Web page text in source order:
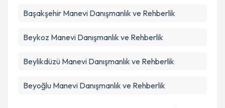
Başakşehir Manevi Danışmanlık ve Rehberlik
Beykoz Manevi Danışmanlık ve Rehberlik
Beylikdüzü Manevi Danışmanlık ve Rehberlik
Beyoğlu Manevi Danışmanlık ve Rehberlik